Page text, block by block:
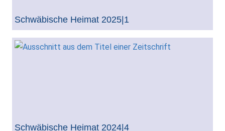
Schwäbische Heimat 2025|1
Schwäbische Heimat 2024|4